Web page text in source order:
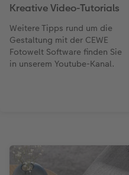
Kreative Video-Tutorials
Weitere Tipps rund um die
Gestaltung mit der CEWE
Fotowelt Software finden Sie
in unserem Youtube-Kanal.